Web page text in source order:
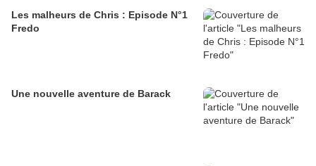
Les malheurs de Chris : Episode N°1
Fredo
Une nouvelle aventure de Barack